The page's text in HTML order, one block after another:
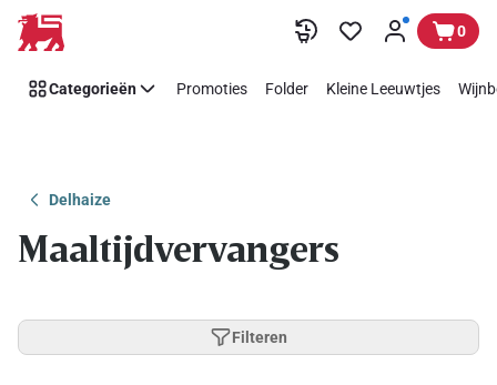
Overslaan 0
Categorieën Promoties Folder Kleine Leeuwtjes
Delhaize
Maaltijdvervangers
Filteren